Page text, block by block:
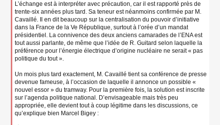
L’échange est à interpréter avec précaution, car il est rapporté près de
trente-six années plus tard. Sa teneur est néanmoins confirmée par M.
Cavaillé. Il en dit beaucoup sur la centralisation du pouvoir d’initiative
dans la France de la Ve République, surtout à l’orée d’un mandat
présidentiel. La connivence des deux anciens camarades de l’ENA est
tout aussi parlante, de même que l’idée de R. Guitard selon laquelle la
préférence pour l’énergie électrique d’origine nucléaire ne serait « pas
politique du tout ».
Un mois plus tard exactement, M. Cavaillé tient sa conférence de presse
devenue fameuse, à l’occasion de laquelle il annonce un possible «
nouvel essor » du tramway. Pour la première fois, la solution est inscrite
sur l’agenda politique national. D’envisageable mais très peu
appropriée, elle devient tout à coup légitime dans les discussions, ce
qu’explique bien Marcel Bigey :